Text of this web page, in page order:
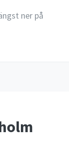
ner på